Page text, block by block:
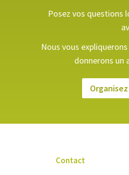
Posez vos questions
Nous vous
donnerons un
Contact